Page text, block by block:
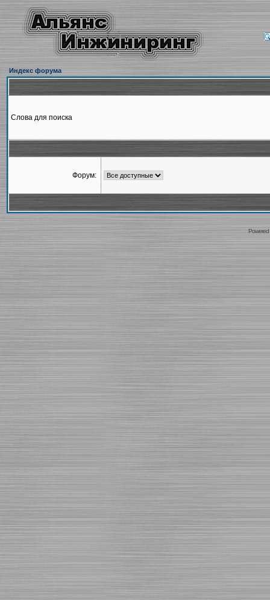
Индекс форума
Слова для поиска
Форум: